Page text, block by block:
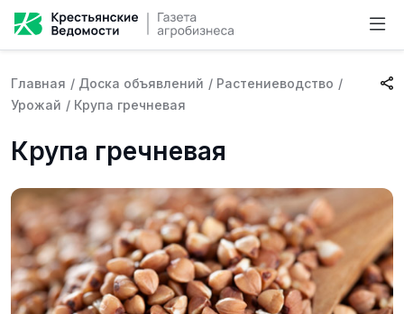
Главная / Доска объявлений / Растениеводство /
Урожай / Крупа гречневая
Крупа гречневая